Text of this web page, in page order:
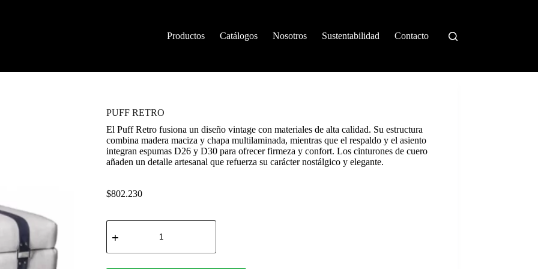
Productos
Catálogos Nosotros Sustentabilidad Contacto
PUFF RETRO
El Puff Retro fusiona un diseño vintage con materiales de alta calidad. Su estructura
combina madera maciza y chapa multilaminada, mientras que el respaldo y el asiento
integran espumas D26 y D30 para ofrecer firmeza y confort. Los cinturones de cuero
añaden un detalle artesanal que refuerza su carácter nostálgico y elegante.
$802.230
PUFF
RETRO